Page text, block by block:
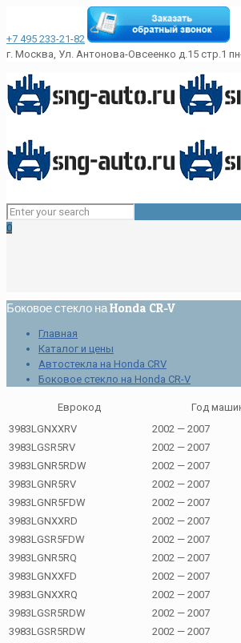
+7 495 233-21-82
г. Москва, Ул. Антонова-Овсеенко д.15 стр.1
0
Боковое стекло на Honda CR-V
Главная
Каталог и цены
Автостекла на Honda CRV
Боковое стекло на Honda CR-V
Еврокод
Год
3983LGNXXRV
2002 — 2007
3983LGSR5RV
2002 — 2007
3983LGNR5RDW
2002 — 2007
3983LGNR5RV
2002 — 2007
3983LGNR5FDW
2002 — 2007
3983LGNXXRD
2002 — 2007
3983LGSR5FDW
2002 — 2007
3983LGNR5RQ
2002 — 2007
3983LGNXXFD
2002 — 2007
3983LGNXXRQ
2002 — 2007
3983LGSR5RDW
2002 — 2007
3983LGSR5RDW
2002 — 2007